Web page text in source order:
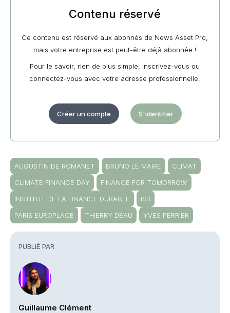
PUBLIÉ PAR
Guillaume Clément
Contenu réservé
Ce contenu est réservé aux abonnés de News Asset Pro,
mais votre entreprise est peut-être déjà abonnée !
Pour le savoir, rien de plus simple, inscrivez-vous ou
connectez-vous avec votre adresse professionnelle.
Créer un compte S'identifier
AUGUSTIN DE ROMANET BRUNO LE MAIRE
CLIMAT
CLIMATE FINANCE DAY
FINANCE FOR TOMORROW
INSTITUT DE LA FINANCE DURABLE
ISR
PARIS EUROPLACE
THIERRY DEAU YVES PERRIER